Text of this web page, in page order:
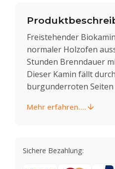
Freistehender
normaler Holzofen
Stunden Brenndauer
Dieser Kamin fällt
burgunderroten Seiten
Mehr erfahren....
Sichere Bezahlung: